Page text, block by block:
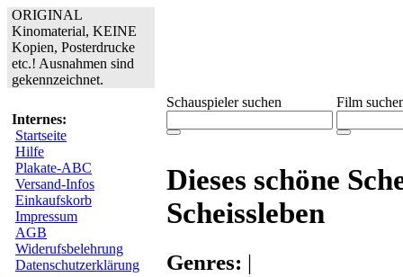
ORIGINAL
Kinomaterial, KEINE
Kopien, Posterdrucke
etc.! Ausnahmen sind
gekennzeichnet.
Internes:
Startseite
Hilfe
Plakate-ABC
Versand-Infos
Einkaufskorb
Impressum
AGB
Widerufsbelehrung
Datenschutzerklärung
Schauspieler suchen Film
Dieses schöne
Scheissleben
Genres: |